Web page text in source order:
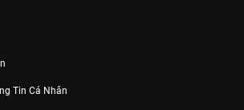
Tin Cá Nhân